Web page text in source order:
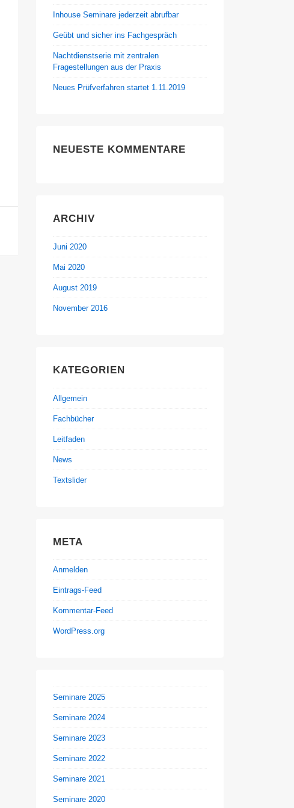
Inhouse Seminare jederzeit abrufbar
Geübt und sicher ins Fachgespräch
Nachtdienstserie mit zentralen
Fragestellungen aus der Praxis
Neues Prüfverfahren startet 1.11.2019
NEUESTE KOMMENTARE
ARCHIV
Juni 2020
Mai 2020
August 2019
November 2016
KATEGORIEN
Allgemein
Fachbücher
Leitfaden
News
Textslider
META
Anmelden
Eintrags-Feed
Kommentar-Feed
WordPress.org
Seminare 2025
Seminare 2024
Seminare 2023
Seminare 2022
Seminare 2021
Seminare 2020